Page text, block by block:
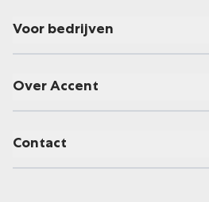
Voor bedrijven
Over Accent
Contact